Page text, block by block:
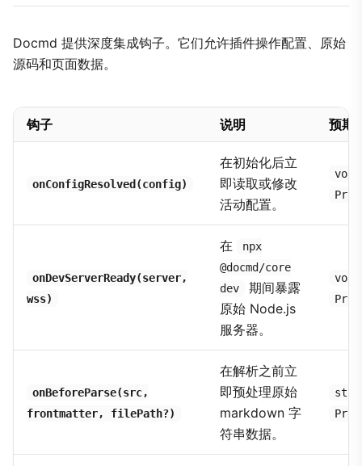
Docmd 提供深度集成钩子。它们允许插件操作配置、原始
源码和页面数据。
钩子 说明 预期
onConfigResolved(config)
在初始化后立
即读取或修改
活动配置。
void
onDevServerReady(server,
wss)
在
npx
@docmd/core
dev
期间暴露
原始 Node.js
服务器。
void
onBeforeParse(src,
frontmatter, filePath?)
在解析之前立
即预处理原始
markdown 字
符串数据。